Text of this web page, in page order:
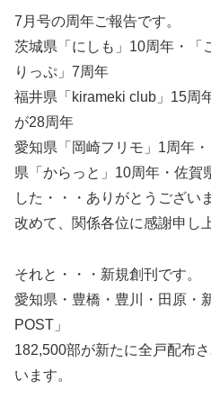
7月号の周年ご報告です。
茨城県「にしも」10周年・「
りっぷ」7周年
福井県「kirameki club」15周
が28周年
愛知県「岡崎フリモ」1周年
県「からっと」10周年・佐賀
した・・・ありがとうござい
改めて、関係各位に感謝申し
それと・・・新規創刊です。
愛知県・豊橋・豊川・田原・
POST」
182,500部が新たに全戸配布
います。